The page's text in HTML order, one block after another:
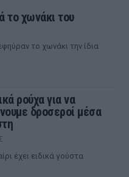
το χωνάκι του
το χωνάκι την ίδια
ρούχα για να
δροσεροί μέσα
έχει ειδικά γούστα